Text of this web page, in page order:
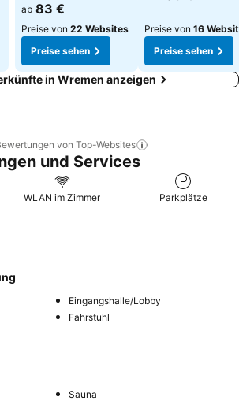
Preise sehen
ab 83 €
Preise von 22 Websites
Preise sehen
Preise von 16
Preise sehen
in Wremen anzeigen
von Top-Websites
und Services
WLAN im Zimmer Parkplätze
Eingangshalle/Lobby
Fahrstuhl
Sauna